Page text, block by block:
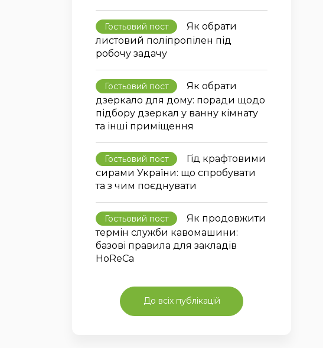
Гостьовий пост
Як обрати
листовий поліпропілен під
робочу задачу
Гостьовий пост
Як обрати
дзеркало для дому: поради щодо
підбору дзеркал у ванну кімнату
та інші приміщення
Гостьовий пост
Гід крафтовими
сирами України: що спробувати
та з чим поєднувати
Гостьовий пост
Як продовжити
термін служби кавомашини:
базові правила для закладів
HoReCa
До всіх публікацій